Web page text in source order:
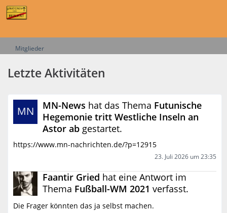
Mitglieder
Letzte Aktivitäten
MN-News hat das Thema Futunische
Hegemonie tritt Westliche Inseln an
Astor ab gestartet.
https://www.mn-nachrichten.de/?p=12915
23. Juli 2026 um 23:35
Faantir Gried hat eine Antwort im
Thema Fußball-WM 2021 verfasst.
Die Frager könnten das ja selbst machen.